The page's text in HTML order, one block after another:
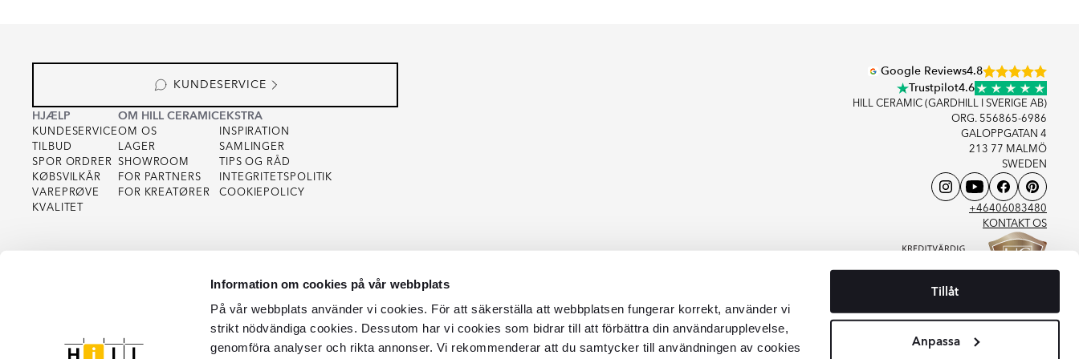
Information om cookies på vår webbplats
På vår webbplats använder vi cookies. För att säkerställa att webbplatsen fungerar korrekt, använder vi
strikt nödvändiga cookies. Dessutom har vi cookies som bidrar till att förbättra din användarupplevelse,
genomföra analyser och rikta annonser. Vi rekommenderar att du samtycker till användningen av cookies
Tillåt
Anpassa
KUNDESERVICE
HJÆLP
KUNDESERVICE
TILBUD
SPOR ORDRER
KØBSVILKÅR
VAREPRØVE
KVALITET
OM HILL CERAMIC
OM OS
LAGER
SHOWROOM
FOR PARTNERS
FOR KREATØRER
EKSTRA
INSPIRATION
SAMLINGER
TIPS OG RÅD
INTEGRITETSPOLITIK
COOKIEPOLICY
Google Reviews4.8
Trustpilot4.6
HILL CERAMIC (GARDHILL I SVERIGE AB)
ORG. 556865-6986
GALOPPGATAN 4
213 77 MALMÖ
SWEDEN
+46406083480
KONTAKT OS